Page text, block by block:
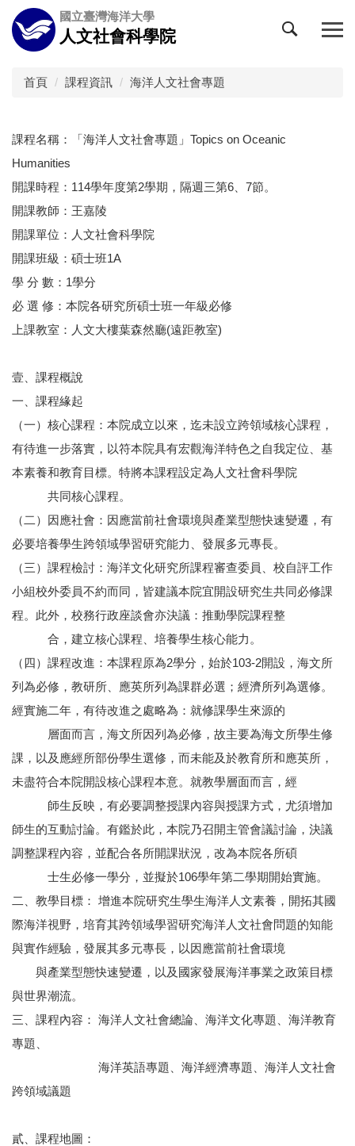
跳
到
主
國立臺灣海洋大學
人文社會科學院
首頁 課程資訊 海洋人文社會專題
課程名稱：「海洋人文社會專題」Topics on Oceanic
Humanities
開課時程：114學年度第2學期，隔週三第6、7節。
開課教師：王嘉陵
開課單位：人文社會科學院
開課班級：碩士班1A
學 分 數：1學分
必 選 修：本院各研究所碩士班一年級必修
上課教室：人文大樓葉森然廳(遠距教室)
壹、課程概說
一、課程緣起
（一）核心課程：本院成立以來，迄未設立跨領域核心課程，
有待進一步落實，以符本院具有宏觀海洋特色之自我定位、基
本素養和教育目標。特將本課程設定為人文社會科學院
共同核心課程。
（二）因應社會：因應當前社會環境與產業型態快速變遷，有
必要培養學生跨領域學習研究能力、發展多元專長。
（三）課程檢討：海洋文化研究所課程審查委員、校自評工作
小組校外委員不約而同，皆建議本院宜開設研究生共同必修課
程。此外，校務行政座談會亦決議：推動學院課程整
合，建立核心課程、培養學生核心能力。
（四）課程改進：本課程原為2學分，始於103-2開設，海文所
列為必修，教研所、應英所列為課群必選；經濟所列為選修。
經實施二年，有待改進之處略為：就修課學生來源的
層面而言，海文所因列為必修，故主要為海文所學生修
課，以及應經所部份學生選修，而未能及於教育所和應英所，
未盡符合本院開設核心課程本意。就教學層面而言，經
師生反映，有必要調整授課內容與授課方式，尤須增加
師生的互動討論。有鑑於此，本院乃召開主管會議討論，決議
調整課程內容，並配合各所開課狀況，改為本院各所碩
士生必修一學分，並擬於106學年第二學期開始實施。
二、教學目標： 增進本院研究生學生海洋人文素養，開拓其國
際海洋視野，培育其跨領域學習研究海洋人文社會問題的知能
與實作經驗，發展其多元專長，以因應當前社會環境
與產業型態快速變遷，以及國家發展海洋事業之政策目標
與世界潮流。
三、課程內容： 海洋人文社會總論、海洋文化專題、海洋教育
專題、
海洋英語專題、海洋經濟專題、海洋人文社會
跨領域議題
貳、課程地圖：